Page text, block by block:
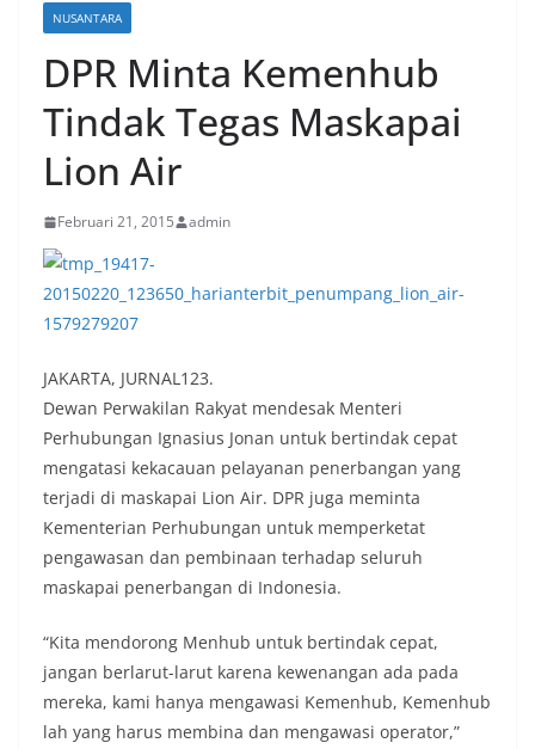
NUSANTARA
DPR Minta Kemenhub
Tindak Tegas Maskapai
Lion Air
Februari 21, 2015 admin
JAKARTA, JURNAL123.
Dewan Perwakilan Rakyat mendesak Menteri
Perhubungan Ignasius Jonan untuk bertindak cepat
mengatasi kekacauan pelayanan penerbangan yang
terjadi di maskapai Lion Air. DPR juga meminta
Kementerian Perhubungan untuk memperketat
pengawasan dan pembinaan terhadap seluruh
maskapai penerbangan di Indonesia.
“Kita mendorong Menhub untuk bertindak cepat,
jangan berlarut-larut karena kewenangan ada pada
mereka, kami hanya mengawasi Kemenhub, Kemenhub
lah yang harus membina dan mengawasi operator,”